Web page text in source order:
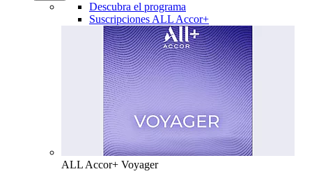
Descubra el programa
Suscripciones ALL Accor+
ALL Accor+ Voyager